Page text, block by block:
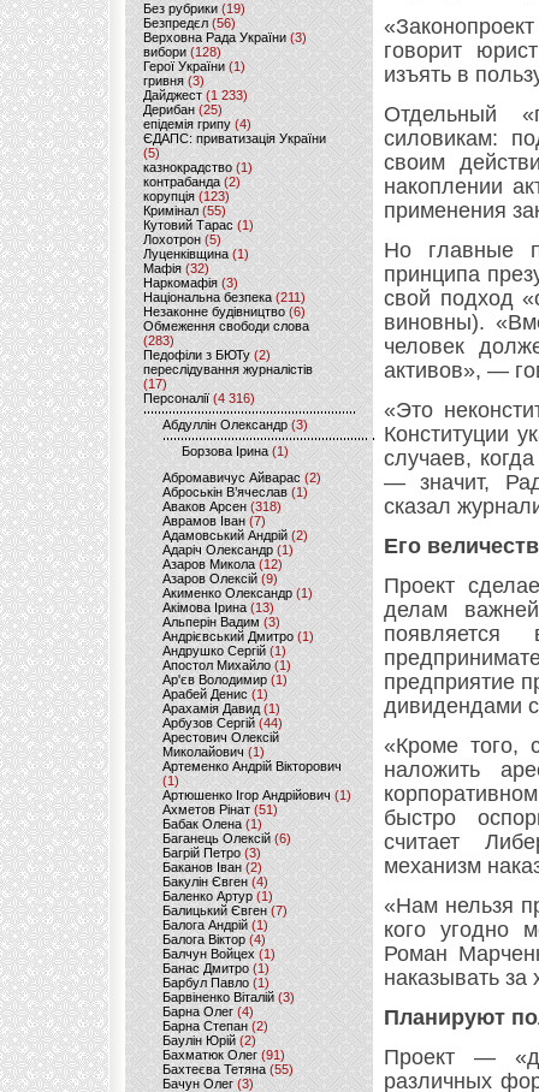
Без рубрики (19)
Безпредєл(56)
Верховна Рада України (3)
вибори(128)
Герої України(1)
гривня (3)
Дайджест (1 233)
Дерибан (25)
епідемія грипу (4)
ЄДАПС: приватизація України
(5)
казнокрадство (1)
контрабанда (2)
корупція (123)
Кримінал (55)
Кутовий Тарас (1)
Лохотрон(5)
Луценківщина (1)
Мафія (32)
Наркомафія (3)
Національна безпека (211)
Незаконне будівництво(6)
Обмеження свободи слова
(283)
Педофіли з БЮТу (2)
переслідування журналістів
(17)
Персоналії (4 316)
Абдуллін Олександр (3)
Борзова Ірина(1)
Абромавичус Айварас (2)
Аброськін В’ячеслав(1)
Аваков Арсен (318)
Аврамов Іван (7)
Адамовський Андрій(2)
Адаріч Олександр (1)
Азаров Микола (12)
Азаров Олексій (9)
Акименко Олександр(1)
Акімова Ірина(13)
Альперін Вадим (3)
Андрієвський Дмитро(1)
Андрушко Сергій(1)
Апостол Михайло(1)
Ар'єв Володимир (1)
Арабей Денис(1)
Арахамія Давид (1)
Арбузов Сергій (44)
Арестович Олексій
Миколайович(1)
Артеменко Андрій Вікторович
(1)
Артюшенко Ігор Андрійович(1)
Ахметов Рінат(51)
Бабак Олена(1)
Баганець Олексій(6)
Багрій Петро (3)
Баканов Іван(2)
Бакулін Євген (4)
Баленко Артур(1)
Балицький Євген(7)
Балога Андрій (1)
Балога Віктор (4)
Балчун Войцех (1)
Банас Дмитро (1)
Барбул Павло(1)
Барвіненко Віталій(3)
Барна Олег (4)
Барна Степан (2)
Баулін Юрій (2)
Бахматюк Олег (91)
Бахтеєва Тетяна(55)
Бачун Олег (3)
говорит
изъять в
Отдельный
силовикам:
своим
накоплении
применения
Но главные
принципа
свой подход
виновны).
человек
активов», —
«Это
Конституции
случаев,
— значит,
сказал
Его
Проект
делам
появляется
предприятие
дивидендами с
«Кроме того,
наложить
быстро
считает
механизм
«Нам нельзя
кого угодно
Роман
наказывать
Планируют
Проект —
различных